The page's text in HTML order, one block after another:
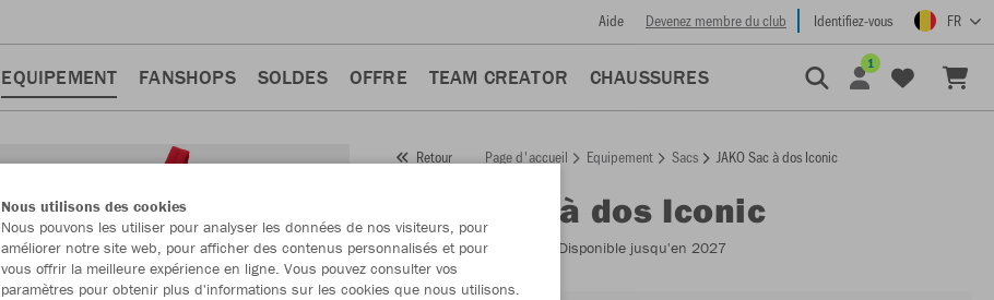
Aide Devenez membre du club Identifiez-vous FR
EQUIPEMENT FANSHOPS SOLDES OFFRE TEAM CREATOR CHAUSSURES
1
Retour Page d'accueil Equipement Sacs JAKO Sac à dos Iconic
Sac à dos Iconic
Numéro d’article: - Disponible jusqu'en 2027
Nous utilisons des cookies
Nous pouvons les utiliser pour analyser les données de nos visiteurs, pour
améliorer notre site web, pour afficher des contenus personnalisés et pour
vous offrir la meilleure expérience en ligne. Vous pouvez consulter vos
paramètres pour obtenir plus d'informations sur les cookies que nous utilisons.